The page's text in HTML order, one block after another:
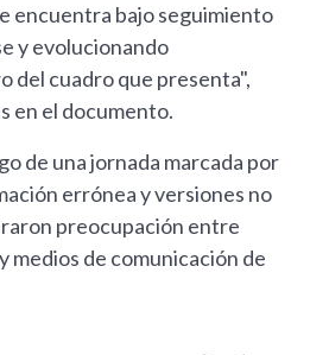
encuentra bajo seguimiento
y evolucionando
del cuadro que presenta",
en el documento.
de una jornada marcada por
errónea y versiones no
preocupación entre
medios de comunicación de